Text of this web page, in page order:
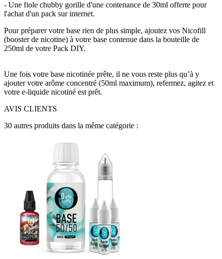
- Une fiole chubby gorille d'une contenance de 30ml offerte pour
l'achat d'un pack sur internet.
Pour préparer votre base rien de plus simple, ajoutez vos Nicofill
(booster de nicotine) à votre base contenue dans la bouteille de
250ml de votre Pack DIY.
Une fois votre base nicotinée prête, il ne vous reste plus qu’à y
ajouter votre arôme concentré (50ml maximum), refermez, agitez et
votre e-liquide nicotiné est prêt.
AVIS CLIENTS
30 autres produits dans la même catégorie :